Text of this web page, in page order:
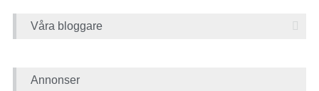
Våra bloggare
Annonser